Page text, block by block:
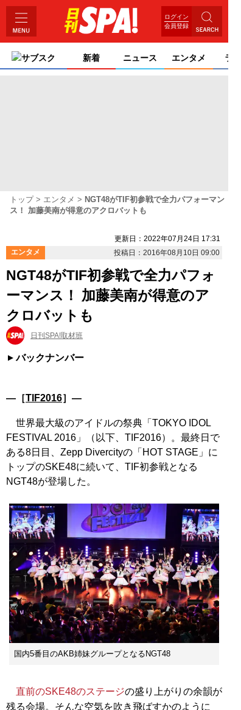
ログイン
会員登録
サブスク 新着 ニュース エンタメ ライ
トップ エンタメ
NGT48がTIF初参戦で全力パフォーマン
ス！ 加藤美南が得意のアクロバットも
更新日：2022年07月24日 17:31
エンタメ
投稿日：2016年08月10日 09:00
NGT48がTIF初参戦で全力パフォ
ーマンス！ 加藤美南が得意のア
クロバットも
日刊SPA!取材班
バックナンバー
―［TIF2016］―
世界最大級のアイドルの祭典「TOKYO IDOL
FESTIVAL 2016」（以下、TIF2016）。最終日で
ある8日目、Zepp Divercityの「HOT STAGE」に
トップのSKE48に続いて、TIF初参戦となる
NGT48が登場した。
国内5番目のAKB姉妹グループとなるNGT48
直前のSKE48のステージの盛り上がりの余韻が
残る会場。そんな空気を吹き飛ばすかのように